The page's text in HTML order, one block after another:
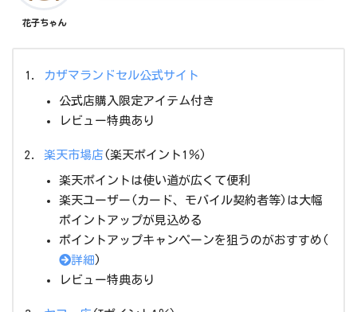
花子ちゃん
カザマランドセル公式サイト
公式店購入限定アイテム付き
レビュー特典あり
楽天市場店 (楽天ポイント1％)
楽天ポイントは使い道が広くて便利
楽天ユーザー(カード、モバイル契約者等)は大幅
ポイントアップが見込める
ポイントアップキャンペーンを狙うのがおすすめ(
詳細 )
レビュー特典あり